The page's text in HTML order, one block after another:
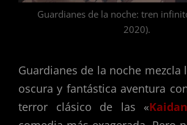
Guardianes de la noche: tren
2020).
Guardianes de la noche mezcla
oscura y fantástica aventura
terror clásico de las «